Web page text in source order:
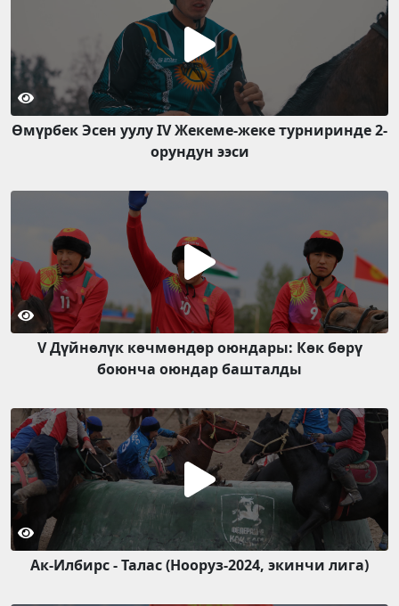
Өмүрбек Эсен уулу IV Жекеме-жеке турниринде 2-
орундун ээси
V Дүйнөлүк көчмөндөр оюндары: Көк бөрү
боюнча оюндар башталды
Ак-Илбирс - Талас (Нооруз-2024, экинчи лига)